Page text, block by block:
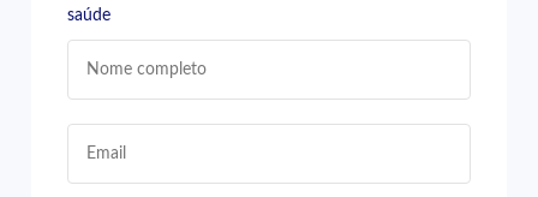
saúde